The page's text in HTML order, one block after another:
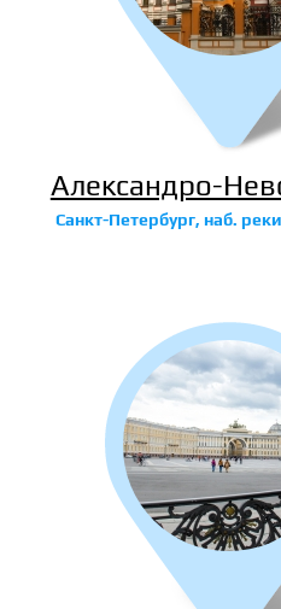
Александро-
Санкт-Петербург, наб.